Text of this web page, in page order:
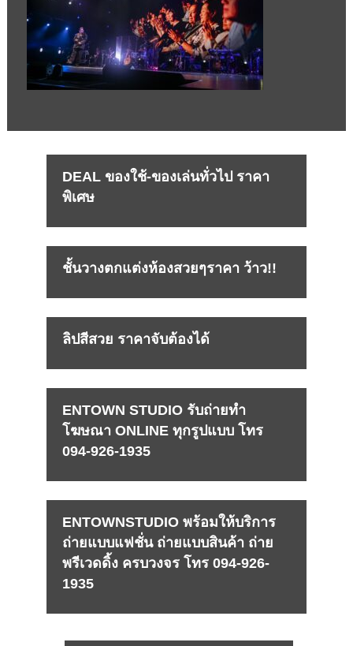
DEAL ของใช้-ของเล่นทั่วไป ราคา
พิเศษ
ชั้นวางตกแต่งห้องสวยๆราคา ว้าว!!
ลิปสีสวย ราคาจับต้องได้
ENTOWN STUDIO รับถ่ายทำ
โฆษณา ONLINE ทุกรูปแบบ โทร
094-926-1935
ENTOWNSTUDIO พร้อมให้บริการ
ถ่ายแบบแฟชั่น ถ่ายแบบสินค้า ถ่าย
พรีเวดดิ้ง ครบวงจร โทร 094-926-
1935